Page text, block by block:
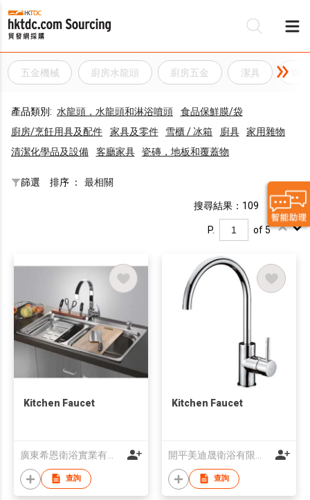
五金機械 廚房水龍頭 廚房五金 潔具
產品類別: 水龍頭，水龍頭和淋浴噴頭
食品保鮮膜/袋
廚房/烹飪用具及配件
家具及零件 雪櫃 / 冰箱 廚具
家用雜物
清潔化學品及設備
客廳家具 瓷磚，地板和覆蓋物
篩選 排序 ： 最相關
搜尋結果：109
P. of 5
Kitchen Faucet
查詢
Kitchen Faucet
查詢